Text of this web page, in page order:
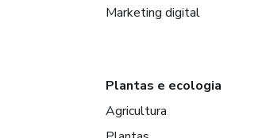
Marketing digital
Plantas e ecologia
Agricultura